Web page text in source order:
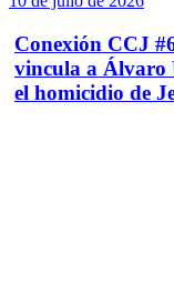
Conexión CCJ
vincula a Álvaro
el homicidio de